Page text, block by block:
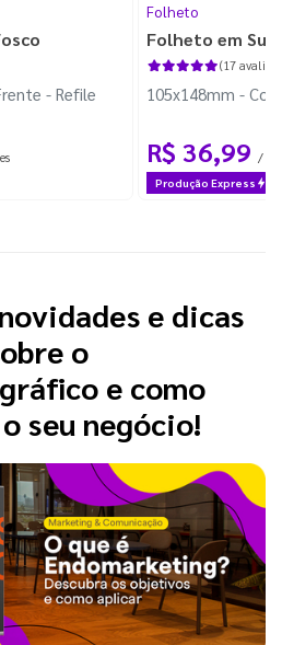
- Refile
Folheto
Folheto em
(17
105x148mm -
R$ 36,99 / 25
Produção Express
e dicas
o
e como
seu negócio!